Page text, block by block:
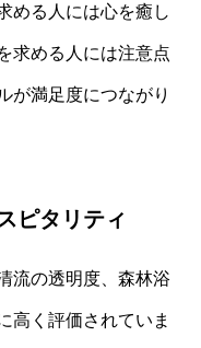
める人には心を癒し
求める人には注意点
が満足度につながり
ピタリティ
流の透明度、森林浴
高く評価されていま